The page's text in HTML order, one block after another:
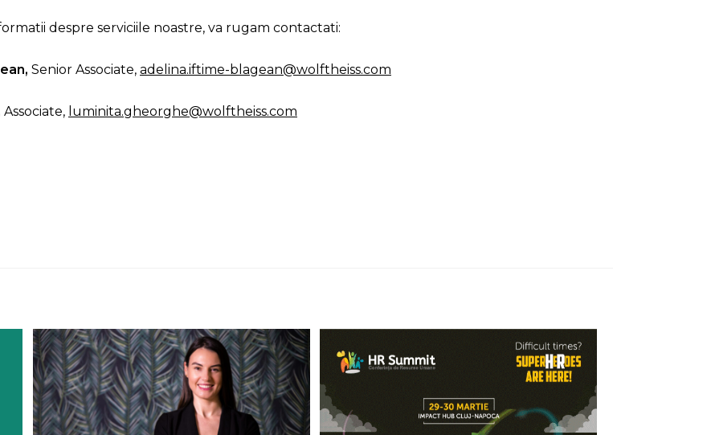
despre serviciile noastre, va rugam contactati:
Senior Associate, adelina.iftime-blagean@wolftheiss.com
Associate, luminita.gheorghe@wolftheiss.com